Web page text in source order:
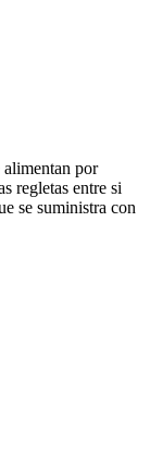
por
regletas entre si
se suministra con